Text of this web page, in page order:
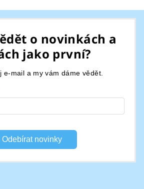
o novinkách a
jako první?
e-mail a my vám dáme vědět.
Odebírat novinky